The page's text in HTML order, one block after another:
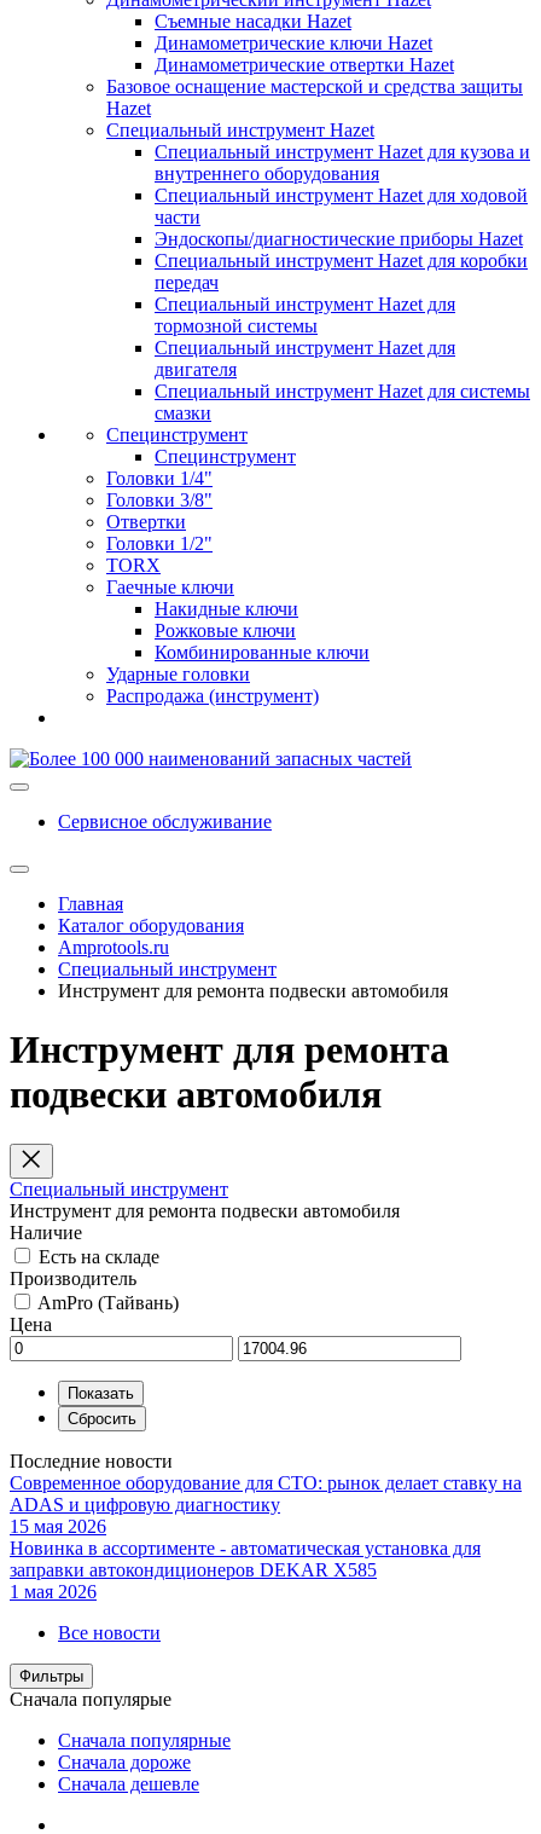
Съемные насадки Hazet
Динамометрические ключи Hazet
Динамометрические отвертки Hazet
Базовое оснащение мастерской и средства защиты
Hazet
Специальный инструмент Hazet
Специальный инструмент Hazet для кузова и
внутреннего оборудования
Специальный инструмент Hazet для ходовой
части
Эндоскопы/диагностические приборы Hazet
Специальный инструмент Hazet для коробки
передач
Специальный инструмент Hazet для
тормозной системы
Специальный инструмент Hazet для
двигателя
Специальный инструмент Hazet для системы
смазки
Специнструмент
Специнструмент
Головки 1/4"
Головки 3/8"
Отвертки
Головки 1/2"
TORX
Гаечные ключи
Накидные ключи
Рожковые ключи
Комбинированные ключи
Ударные головки
Распродажа (инструмент)
Сервисное обслуживание
Главная
Каталог оборудования
Amprotools.ru
Специальный инструмент
Инструмент для ремонта подвески автомобиля
Инструмент для ремонта
подвески автомобиля
Специальный инструмент
Инструмент для ремонта подвески автомобиля
Наличие
Есть на складе
Производитель
AmPro (Тайвань)
Цена
Последние новости
Современное оборудование для СТО: рынок делает ставку на
ADAS и цифровую диагностику
15 мая 2026
Новинка в ассортименте - автоматическая установка для
заправки автокондиционеров DEKAR X585
1 мая 2026
Все новости
Фильтры
Сначала популярые
Сначала популярные
Сначала дороже
Сначала дешевле